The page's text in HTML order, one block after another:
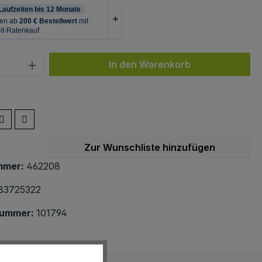
Anzahl: Gib den gewünschten Wert
In den Warenkorb
Zur Wunschliste hinzufügen
462208
101794